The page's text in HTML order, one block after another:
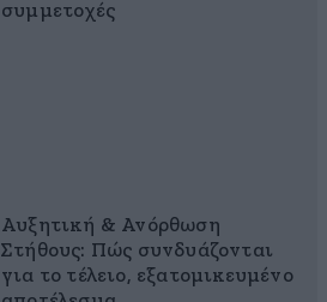
συμμετοχές
Αυξητική & Ανόρθωση
Στήθους: Πώς συνδυάζονται
για το τέλειο, εξατομικευμένο